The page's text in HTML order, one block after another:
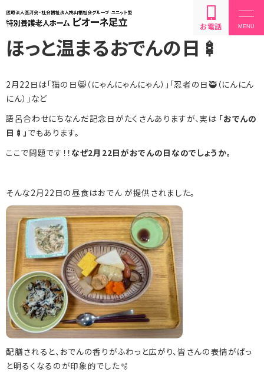
お電話
設備・サービス内容
お問い合わせ
03-5831-5226
03-5831-5227
ほっと温まるおでんの日🍢
2月22日は「猫の日😸（にゃんにゃんにゃん）」「忍者の日🥷（にんにん
にん）」など
語呂合わせにちなんだ記念日がたくさんありますが、実は 「おでんの
日🍢」 でもあります。
ここで問題です！！ なぜ2月22日がおでんの日なのでしょうか。
そんな2月22日の昼食はおでん が提供されました。
配膳されると、おでんの香りがふわっと広がり、皆さんの表情がぱっ
と明るくなるのが印象的でした🫧